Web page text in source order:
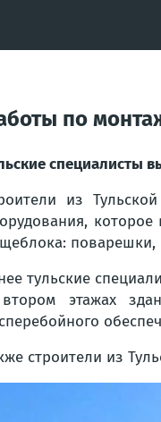
по
специалисты
из
поварешки,
тульские
этажах
строители из